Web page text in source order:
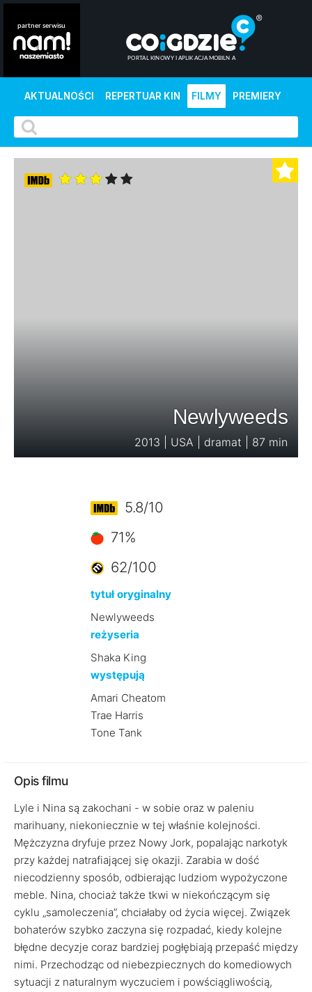
AKTUALNOŚCI REPERTUAR KIN FILMY PREMIERY
Newlyweeds
2013 | USA | dramat | 87 min
5.8/10
71%
62/100
tytuł oryginalny
Newlyweeds
reżyseria
Shaka King
występują
Amari Cheatom
Trae Harris
Tone Tank
Opis filmu
Lyle i Nina są zakochani - w sobie oraz w paleniu
marihuany, niekoniecznie w tej właśnie kolejności.
Mężczyzna dryfuje przez Nowy Jork, popalając narkotyk
przy każdej natrafiającej się okazji. Zarabia w dość
niecodzienny sposób, odbierając ludziom wypożyczone
meble. Nina, chociaż także tkwi w niekończącym się
cyklu „samoleczenia”, chciałaby od życia więcej. Związek
bohaterów szybko zaczyna się rozpadać, kiedy kolejne
błędne decyzje coraz bardziej pogłębiają przepaść między
nimi. Przechodząc od niebezpiecznych do komediowych
sytuacji z naturalnym wyczuciem i powściągliwością,